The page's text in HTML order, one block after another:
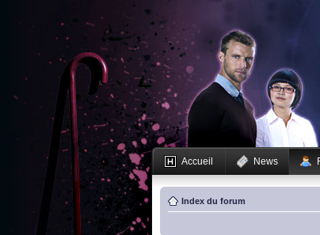
Accueil News
Index du forum